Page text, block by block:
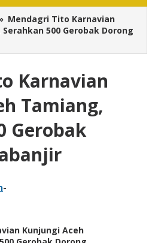
Mendagri Tito Karnavian
500 Gerobak Dorong
Karnavian
Tamiang,
Gerobak
-
Kunjungi Aceh